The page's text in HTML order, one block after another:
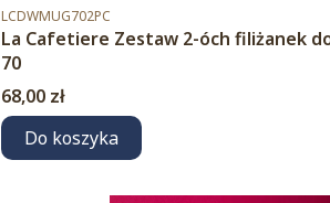
Kod produktu
LCDWMUG702PC
La Cafetiere Zestaw 2-óch filiżanek
70
Cena
68,00 zł
Do koszyka